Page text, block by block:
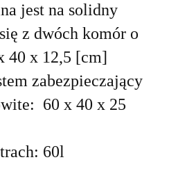
jest na solidny
z dwóch komór o
40 x 12,5 [cm]
zabezpieczający
60 x 40 x 25
60l